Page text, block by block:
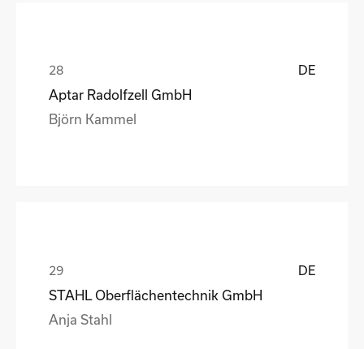
DE
Aptar Radolfzell GmbH
Björn Kammel
DE
STAHL Oberflächentechnik GmbH
Anja Stahl